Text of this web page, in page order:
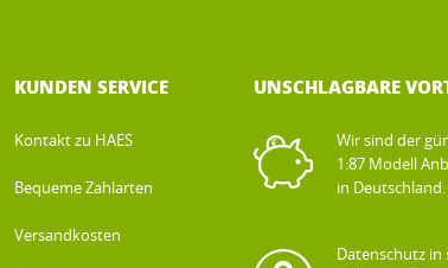
KUNDEN SERVICE
Kontakt zu HAES
Bequeme Zahlarten
Versandkosten
UNSCHLAGBARE
Wir sind der
1:87 Modell
in Deutschland.
Datenschutz in